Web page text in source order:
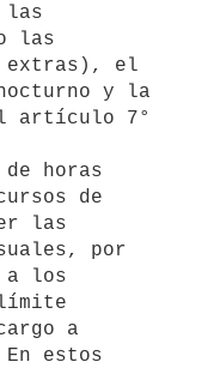
las
las
extras), el
y la
artículo 7°
de
las
por
a los
a
estos